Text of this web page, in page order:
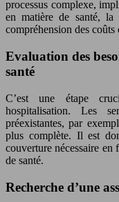
processus complexe,
en matière de santé, la
compréhension des coûts
Evaluation des
santé
C’est une étape
hospitalisation. Les
préexistantes, par
plus complète. Il est
couverture nécessaire en
de santé.
Recherche d’une